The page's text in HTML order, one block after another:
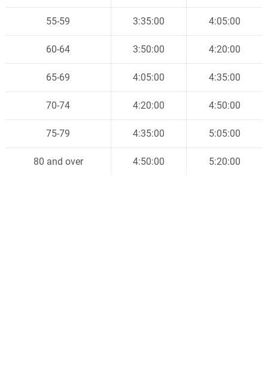
55-59 3:35:00 4:05:00
60-64 3:50:00 4:20:00
65-69 4:05:00 4:35:00
70-74 4:20:00 4:50:00
75-79 4:35:00 5:05:00
80 and over 4:50:00 5:20:00